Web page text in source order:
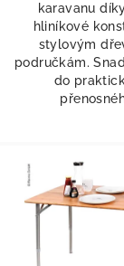
karavanu
hliníkové
stylovým
područkám.
do